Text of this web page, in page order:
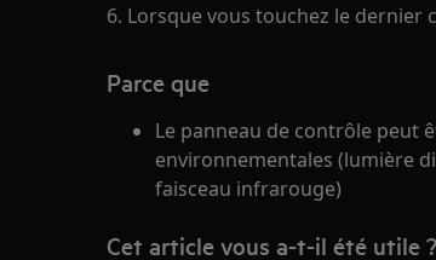
6. Lorsque vous touchez le dernier
Parce que
Le panneau de contrôle peut
environnementales (lumière
faisceau infrarouge)
Cet article vous a-t-il été utile ?